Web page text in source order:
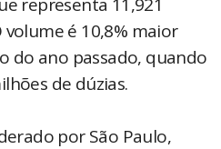
é 10,8% maior
do ano passado, quando
de dúzias.
por São Paulo,